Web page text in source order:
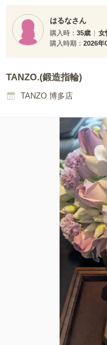
はるなさん
購入時 35歳 女
購入時期
2026年
TANZO.(鍛造指輪)
TANZO 博多店